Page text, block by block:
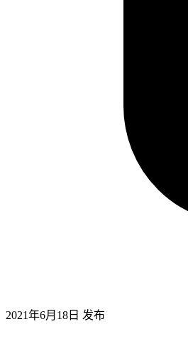
2021年6月18日 发布